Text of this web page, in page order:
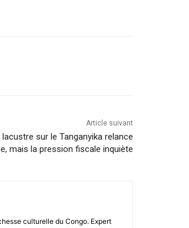
Article suivant
sur le Tanganyika relance
mais la pression fiscale inquiète
culturelle du Congo. Expert